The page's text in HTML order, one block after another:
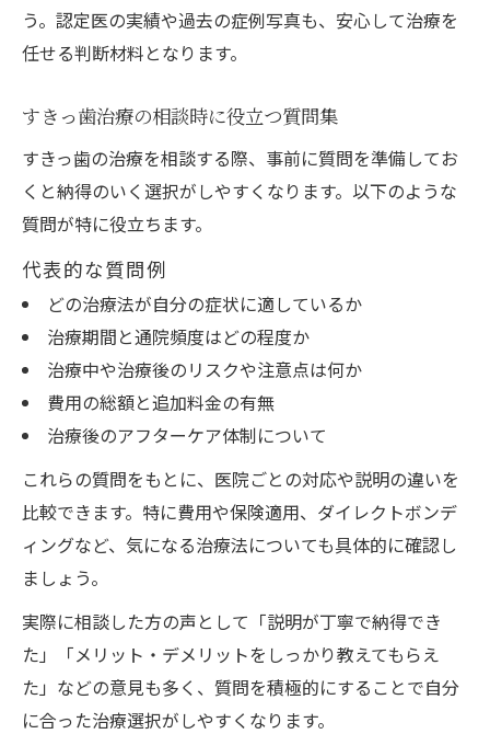
う。認定医の実績や過去の症例写真も、安心して治療を
任せる判断材料となります。
すきっ歯治療の相談時に役立つ質問集
すきっ歯の治療を相談する際、事前に質問を準備してお
くと納得のいく選択がしやすくなります。以下のような
質問が特に役立ちます。
代表的な質問例
どの治療法が自分の症状に適しているか
治療期間と通院頻度はどの程度か
治療中や治療後のリスクや注意点は何か
費用の総額と追加料金の有無
治療後のアフターケア体制について
これらの質問をもとに、医院ごとの対応や説明の違いを
比較できます。特に費用や保険適用、ダイレクトボンデ
ィングなど、気になる治療法についても具体的に確認し
ましょう。
実際に相談した方の声として「説明が丁寧で納得でき
た」「メリット・デメリットをしっかり教えてもらえ
た」などの意見も多く、質問を積極的にすることで自分
に合った治療選択がしやすくなります。